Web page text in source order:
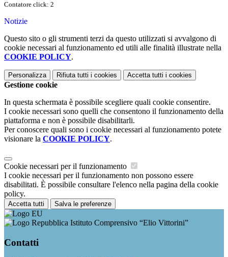
Contatore click: 2
Notizie
Questo sito o gli strumenti terzi da questo utilizzati si avvalgono di
cookie necessari al funzionamento ed utili alle finalità illustrate nella
COOKIE POLICY.
Personalizza Rifiuta tutti i cookies Accetta tutti i cookies
Gestione cookie
In questa schermata è possibile scegliere quali cookie consentire.
I cookie necessari sono quelli che consentono il funzionamento della
piattaforma e non è possibile disabilitarli.
Per conoscere quali sono i cookie necessari al funzionamento potete
visionare la COOKIE POLICY.
Cookie necessari per il funzionamento
I cookie necessari per il funzionamento non possono essere
disabilitati. È possibile consultare l'elenco nella pagina della cookie
policy.
Accetta tutti Salva le preferenze
Istituto Comprensivo “Elio Vittorini”
Contatti